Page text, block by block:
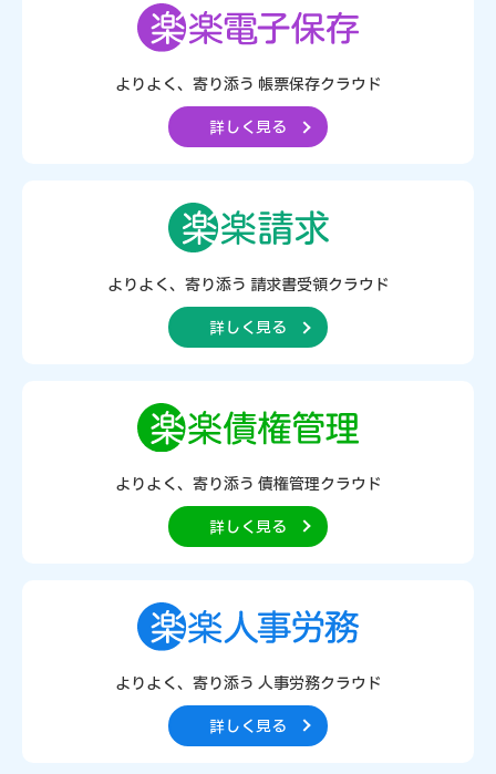
よりよく、寄り添う 帳票保存クラウド
詳しく見る
よりよく、寄り添う 請求書受領クラウド
詳しく見る
よりよく、寄り添う 債権管理クラウド
詳しく見る
よりよく、寄り添う 人事労務クラウド
詳しく見る